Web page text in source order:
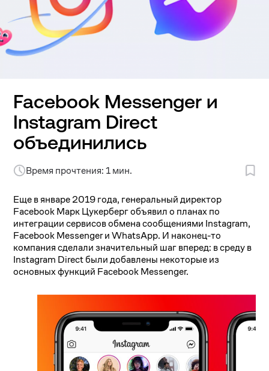
Facebook Messenger и
Instagram Direct
объединились
Время прочтения: 1 мин.
Еще в январе 2019 года, генеральный директор
Facebook Марк Цукерберг объявил о планах по
интеграции сервисов обмена сообщениями Instagram,
Facebook Messenger и WhatsApp. И наконец-то
компания сделали значительный шаг вперед: в среду в
Instagram Direct были добавлены некоторые из
основных функций Facebook Messenger.